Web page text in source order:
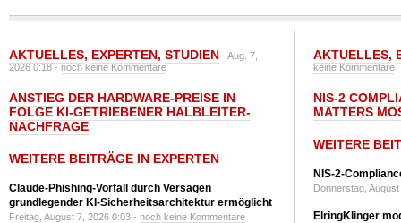
AKTUELLES, EXPERTEN, STUDIEN - Aug. 7,
2026 0:18 -noch keine Kommentare
ANSTIEG DER HARDWARE-PREISE IN
FOLGE KI-GETRIEBENER HALBLEITER-
NACHFRAGE
WEITERE BEITRÄGE IN EXPERTEN
Claude-Phishing-Vorfall durch Versagen
grundlegender KI-Sicherheitsarchitektur ermöglicht
Freitag, August 7, 2026 0:03 - noch keine Kommentare
AKTUELLES,
keine Kommentare
NIS-2
MATTERS
WEITERE
NIS-2-
Donnerstag,
ElringKlinger